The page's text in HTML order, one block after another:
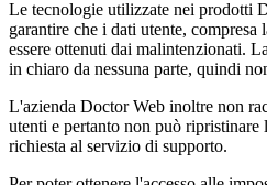
Le tecnologie utilizzate nei prodotti
garantire che i dati utente, compresa
essere ottenuti dai malintenzionati.
in chiaro da nessuna parte, quindi
L'azienda Doctor Web inoltre non
utenti e pertanto non può ripristinare
richiesta al servizio di supporto.